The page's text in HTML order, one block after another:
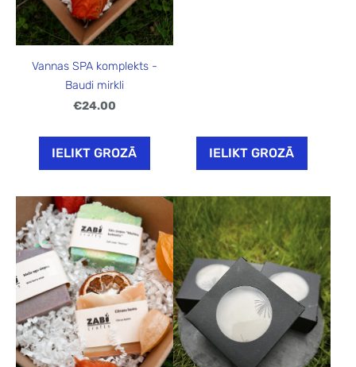
Vannas SPA komplekts -
Baudi mirkli
€24.00
IELIKT GROZĀ IELIKT GROZĀ